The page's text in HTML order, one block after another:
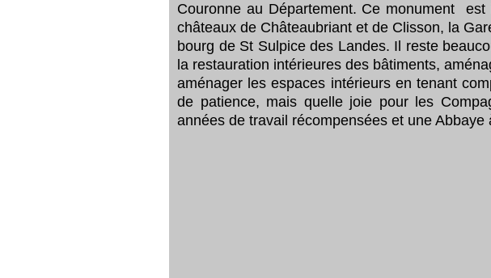
Couronne au Département. Ce monument
châteaux de Châteaubriant et de Clisson, la
bourg de St Sulpice des Landes. Il reste
la restauration intérieures des bâtiments,
aménager les espaces intérieurs en tenant
de patience, mais quelle joie pour les
années de travail récompensées et une